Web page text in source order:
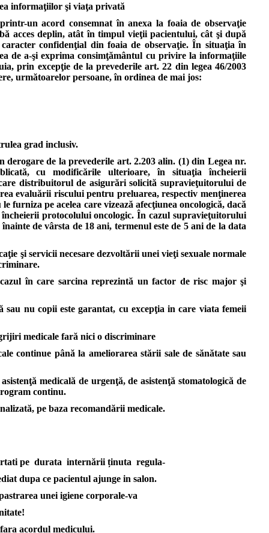
informaţiilor şi viaţa privată
un acord consemnat în anexa la foaia de observaţie
acces deplin, atât în timpul vieţii pacientului, cât şi după
confidenţial din foaia de observaţie. În situaţia în
de a-şi exprima consimţământul cu privire la informaţiile
prin excepţie de la prevederile art. 22 din legea 46/2003
următoarelor persoane, în ordinea de mai jos:
grad inclusiv.
de la prevederile art. 2.203 alin. (1) din Legea nr.
cu modificările ulterioare, în situaţia încheierii
distribuitorul de asigurări solicită supravieţuitorului de
evaluării riscului pentru preluarea, respectiv menţinerea
furniza pe acelea care vizează afecţiunea oncologică, dacă
protocolului oncologic. În cazul supravieţuitorului
de vârsta de 18 ani, termenul este de 5 ani de la data
şi servicii necesare dezvoltării unei vieţi sexuale normale
în care sarcina reprezintă un factor de risc major şi
nu copii este garantat, cu excepţia in care viata femeii
medicale fară nici o discriminare
continue până la ameliorarea stării sale de sănătate sau
medicală de urgenţă, de asistenţă stomatologică de
continu.
pe baza recomandării medicale.
pe durata internării ținuta regula-
dupa ce pacientul ajunge in salon.
unei igiene corporale-va
acordul medicului.
a
cere
în
mod
expres
să
nu
fie
o
altă
persoană
care
să
fie
informată
în
Pacientul
are
de
şi
de
o
altă
opinie
medicală.
sau
persoana
desemnată
mod
expres